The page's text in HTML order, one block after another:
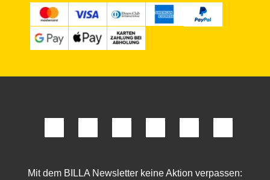
Mit dem BILLA Newsletter keine Aktion verpassen: